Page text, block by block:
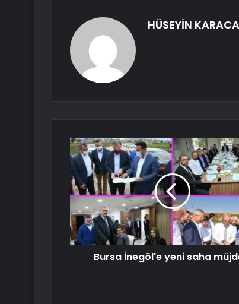
HÜSEYİN KARACA
Bursa İnegöl'e yeni saha